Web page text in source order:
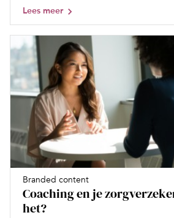
Lees meer
Branded content
Coaching en je
het?